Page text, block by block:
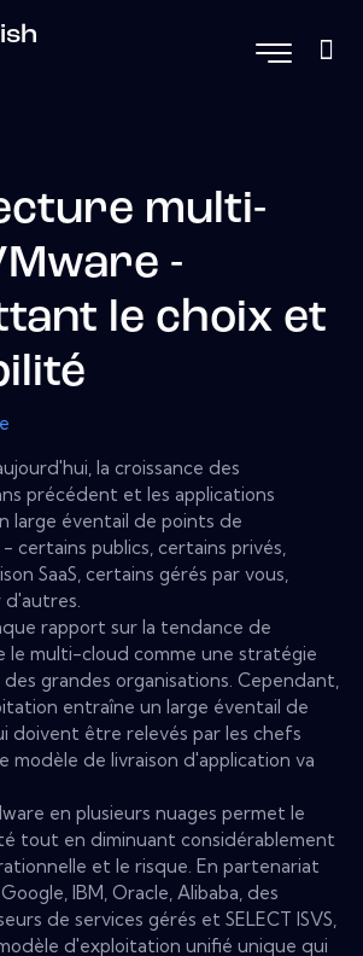
multi-
-
le choix et
la croissance des
précédent et les applications
large éventail de points de
certains publics, certains privés,
SaaS, certains gérés par vous,
rapport sur la tendance de
le multi-cloud comme une stratégie
grandes organisations. Cependant,
entraîne un large éventail de
doivent être relevés par les chefs
modèle de livraison d'application va
en plusieurs nuages ​​permet le
tout en diminuant considérablement
et le risque. En partenariat
IBM, Oracle, Alibaba, des
de services gérés et SELECT ISVS,
d'exploitation unifié unique qui